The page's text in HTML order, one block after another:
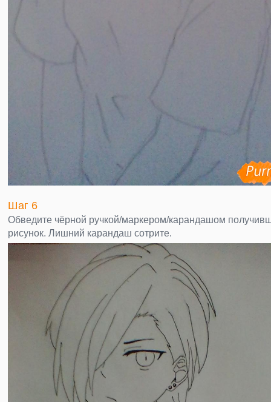
Шаг 6
Обведите чёрной ручкой/маркером/карандашом
рисунок. Лишний карандаш сотрите.